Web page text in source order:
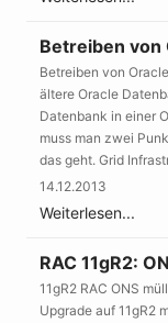
Betreiben von
Betreiben von
ältere Oracle
Datenbank in einer
muss man zwei
das geht. Grid
14.12.2013
Weiterlesen...
RAC 11gR2:
11gR2 RAC ONS
Upgrade auf 11gR2